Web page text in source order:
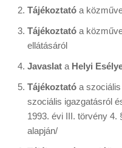
Tájékoztató a
Tájékoztató a
ellátásáról
Javaslat a Helyi
Tájékoztató a
szociális igazgatásról
1993. évi III. törvény 4.
alapján/